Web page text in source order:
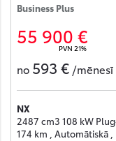
Business Plus
55 900 €
PVN 21%
no 593 € /mēnesī
NX
2487 cm3 108 kW
174 km , Automātiskā